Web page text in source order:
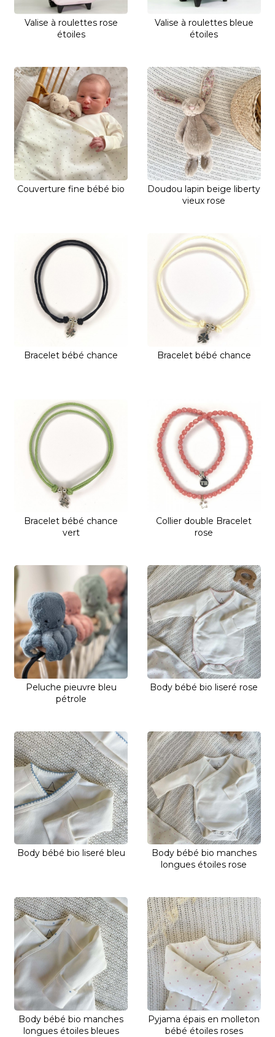
Valise à roulettes rose
étoiles
Valise à roulettes bleue
étoiles
Couverture fine bébé bio
Doudou lapin beige liberty
vieux rose
Bracelet bébé chance Bracelet bébé chance
Bracelet bébé chance
vert
Collier double Bracelet
rose
Peluche pieuvre bleu
pétrole
Body bébé bio liseré rose
Body bébé bio liseré bleu
Body bébé bio manches
longues étoiles rose
Body bébé bio manches
longues étoiles bleues
Pyjama épais en molleton
bébé étoiles roses